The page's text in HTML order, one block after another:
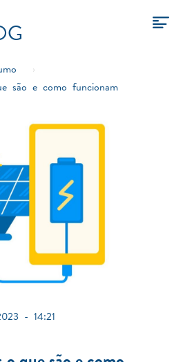
›
são e como funcionam
- 14:21